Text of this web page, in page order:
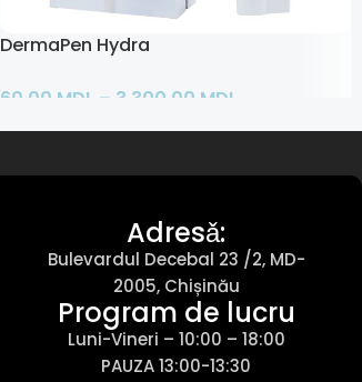
DermaPen Hydra
60,00 MDL – 3.300,00 MDL
Selectează Opțiunile
Adresǎ:
Bulevardul Decebal 23 /2, MD-
2005, Chișinău
Program de lucru
Luni-Vineri – 10:00 – 18:00
PAUZA 13:00-13:30